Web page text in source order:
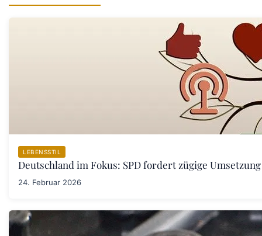
LEBENSSTIL
Deutschland im Fokus: SPD fordert zügige
24. Februar 2026